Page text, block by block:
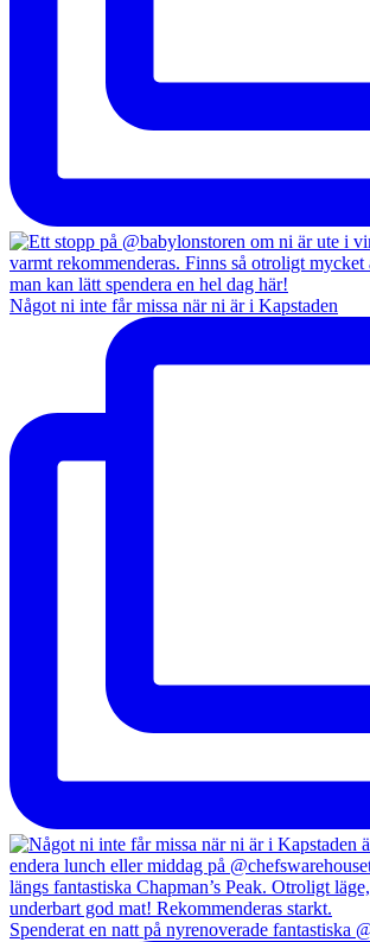
Något ni inte får missa när ni är i Kapstaden
Spenderat en natt på nyrenoverade fantastiska